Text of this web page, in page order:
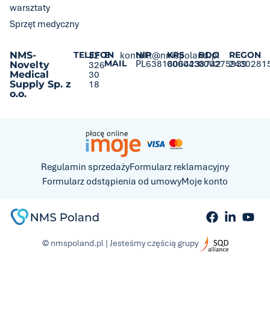
NMS-
Novelty
Medical
Supply Sp. z
o.o.
TELEFON
32
326
30
18
E-
MAIL
kontakt@nmspoland.pl
NIP
PL6381806423
KRS
0000438742
BDO
000275939
REGON
warsztaty
Sprzęt medyczny
Regulamin sprzedażyFormularz reklamacyjny
Formularz odstąpienia od umowyMoje konto
© nmspoland.pl | Jesteśmy częścią grupy